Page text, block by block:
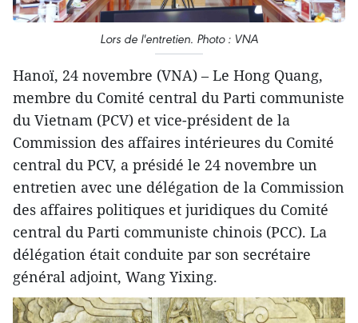
Lors de l'entretien. Photo : VNA
Hanoï, 24 novembre (VNA) – Le Hong Quang,
membre du Comité central du Parti communiste
du Vietnam (PCV) et vice-président de la
Commission des affaires intérieures du Comité
central du PCV, a présidé le 24 novembre un
entretien avec une délégation de la Commission
des affaires politiques et juridiques du Comité
central du Parti communiste chinois (PCC). La
délégation était conduite par son secrétaire
général adjoint, Wang Yixing.